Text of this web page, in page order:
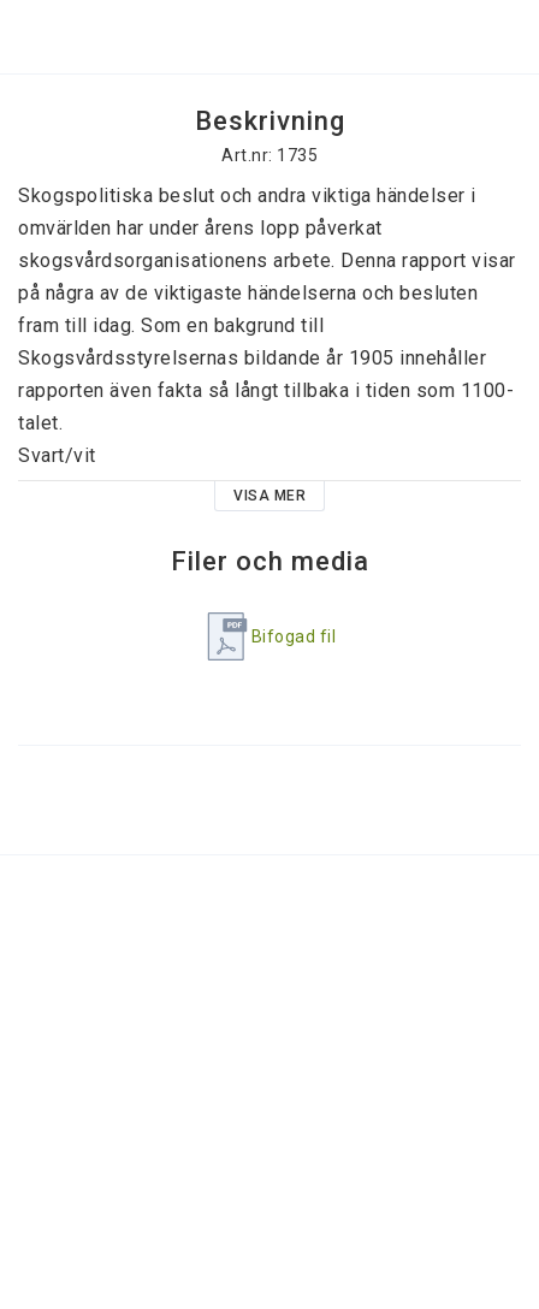
Beskrivning
Art.nr: 1735
Skogspolitiska beslut och andra viktiga händelser i
omvärlden har under årens lopp påverkat
skogsvårdsorganisationens arbete. Denna rapport visar
på några av de viktigaste händelserna och besluten
fram till idag. Som en bakgrund till
Skogsvårdsstyrelsernas bildande år 1905 innehåller
rapporten även fakta så långt tillbaka i tiden som 1100-
talet.
Svart/vit
55 sidor
VISA MER
Filer och media
Bifogad fil